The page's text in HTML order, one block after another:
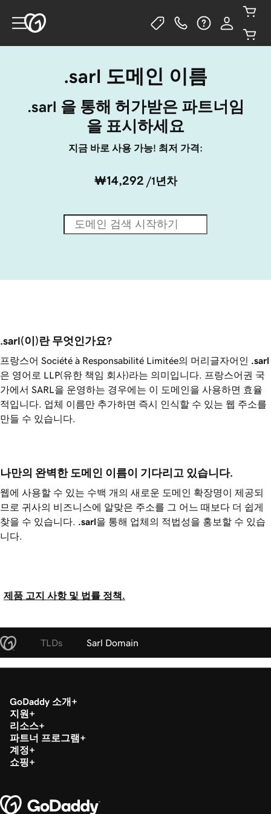
.sarl 도메인 이름
.sarl 을 통해 허가받은 파트너임
을 표시하세요
지금 바로 사용 가능! 최저 가격:
₩14,292 /1년차
.sarl(이)란 무엇인가요?
프랑스어 Société à Responsabilité Limitée의 머리글자어인
.sarl
은 영어로 LLP(유한 책임 회사)라는 의미입니다. 프랑스어권 국
가에서 SARL을 운영하는 경우에는 이 도메인을 사용하면 효율
적입니다. 업체 이름만 추가하면 즉시 인식할 수 있는 웹 주소를
만들 수 있습니다.
나만의 완벽한 도메인 이름이 기다리고 있습니다.
웹에 사용할 수 있는 수백 개의 새로운 도메인 확장명이 제공되
므로 귀사의 비즈니스에 알맞은 주소를 그 어느 때보다 더 쉽게
찾을 수 있습니다.
.sarl을 통해 업체의 적법성을 홍보할 수 있습
니다.
제품 고지 사항 및 법률 정책.
TLDs Sarl Domain
GoDaddy 소개
지원
리소스
파트너 프로그램
계정
쇼핑